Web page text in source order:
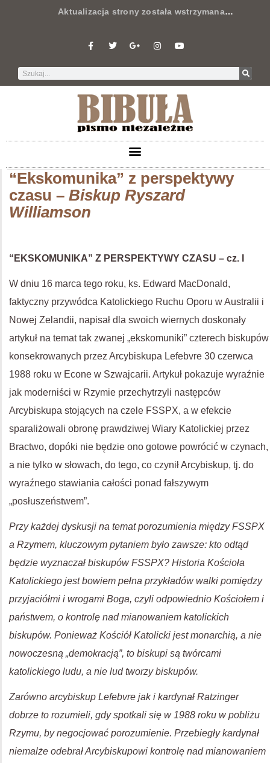
Aktualizacja strony została wstrzymana…
“Ekskomunika” z perspektywy
czasu – Biskup Ryszard
Williamson
“EKSKOMUNIKA” Z PERSPEKTYWY CZASU – cz. I
W dniu 16 marca tego roku, ks. Edward MacDonald,
faktyczny przywódca Katolickiego Ruchu Oporu w Australii i
Nowej Zelandii, napisał dla swoich wiernych doskonały
artykuł na temat tak zwanej „ekskomuniki” czterech biskupów
konsekrowanych przez Arcybiskupa Lefebvre 30 czerwca
1988 roku w Econe w Szwajcarii. Artykuł pokazuje wyraźnie
jak moderniści w Rzymie przechytrzyli następców
Arcybiskupa stojących na czele FSSPX, a w efekcie
sparaliżowali obronę prawdziwej Wiary Katolickiej przez
Bractwo, dopóki nie będzie ono gotowe powrócić w czynach,
a nie tylko w słowach, do tego, co czynił Arcybiskup, tj. do
wyraźnego stawiania całości ponad fałszywym
„posłuszeństwem”.
Przy każdej dyskusji na temat porozumienia między FSSPX
a Rzymem, kluczowym pytaniem było zawsze: kto odtąd
będzie wyznaczał biskupów FSSPX? Historia Kościoła
Katolickiego jest bowiem pełna przykładów walki pomiędzy
przyjaciółmi i wrogami Boga, czyli odpowiednio Kościołem i
państwem, o kontrolę nad mianowaniem katolickich
biskupów. Ponieważ Kościół Katolicki jest monarchią, a nie
nowoczesną „demokracją”, to biskupi są twórcami
katolickiego ludu, a nie lud tworzy biskupów.
Zarówno arcybiskup Lefebvre jak i kardynał Ratzinger
dobrze to rozumieli, gdy spotkali się w 1988 roku w pobliżu
Rzymu, by negocjować porozumienie. Przebiegły kardynał
niemalże odebrał Arcybiskupowi kontrolę nad mianowaniem